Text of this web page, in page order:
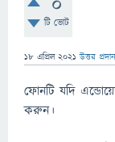
টি ভোট
18 এপ্রিল 2021 উত্তর প্রদান
ফোনটি যদি
করুন।